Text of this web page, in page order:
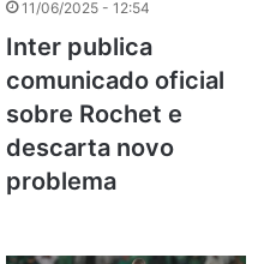
11/06/2025 - 12:54
Inter publica
comunicado oficial
sobre Rochet e
descarta novo
problema